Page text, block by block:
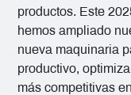
productos. Este
hemos ampliado
nueva maquinaria
productivo,
más competitivas